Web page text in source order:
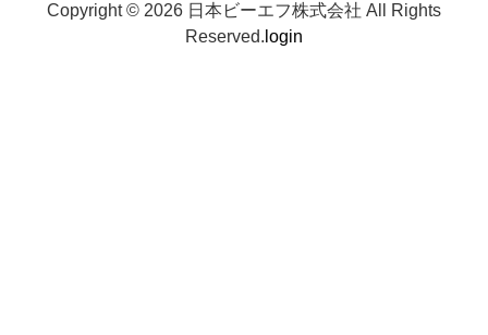
Copyright © 2026 日本ビーエフ株式会社 All Rights
Reserved. login